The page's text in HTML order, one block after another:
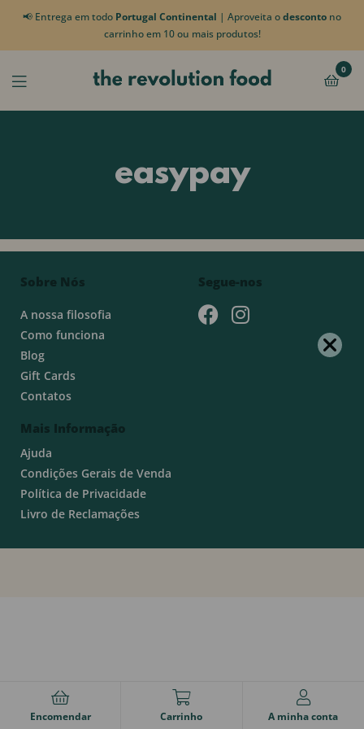
📢 Entrega em todo Portugal Continental | Aproveita odesconto no
carrinho em 10 ou mais produtos!
0
easypay
Sobre Nós
A nossa filosofia
Como funciona
Blog
Gift Cards
Contatos
Mais Informação
Ajuda
Condições Gerais de Venda
Política de Privacidade
Livro de Reclamações
Segue-nos
Encomendar Carrinho A minha conta